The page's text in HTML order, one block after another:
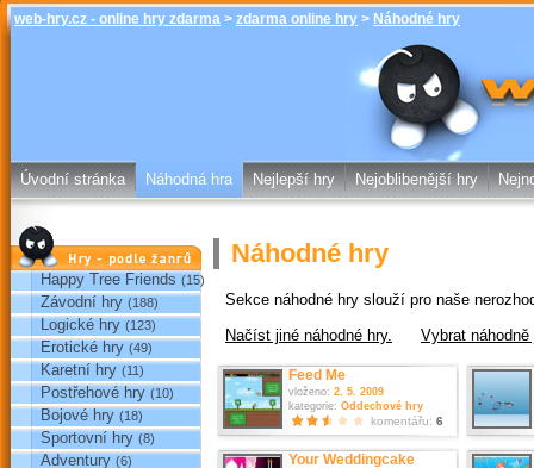
web-hry.cz - online hry zdarma > zdarma online hry > Náhodné hry
Náhodné hry
hry.cz -
Úvodní stránka Náhodná hra Nejlepší hry Nejoblibenější hry
Hry podle žánrů
Happy Tree Friends (15)
Závodní hry (188)
Logické hry (123)
Erotické hry (49)
Karetní hry (11)
Postřehové hry (10)
Bojové hry (18)
Sportovní hry (8)
Adventury (6)
Náhodné hry
Sekce náhodné hry slouží pro naše
Načíst jiné náhodné hry.
Vybrat náhodně
Feed Me
vloženo: 2. 5. 2009
kategorie: Oddechové hry
komentářu: 6
Your Weddingcake